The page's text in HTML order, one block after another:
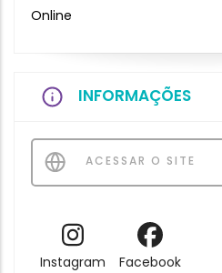
Online
INFORMAÇÕES
ACESSAR O SITE
Instagram Facebook